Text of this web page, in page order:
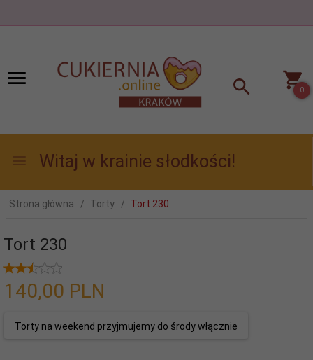
0
Witaj w krainie słodkości!
Strona główna Torty Tort 230
Tort 230
140,00 PLN
Torty na weekend przyjmujemy do środy włącznie